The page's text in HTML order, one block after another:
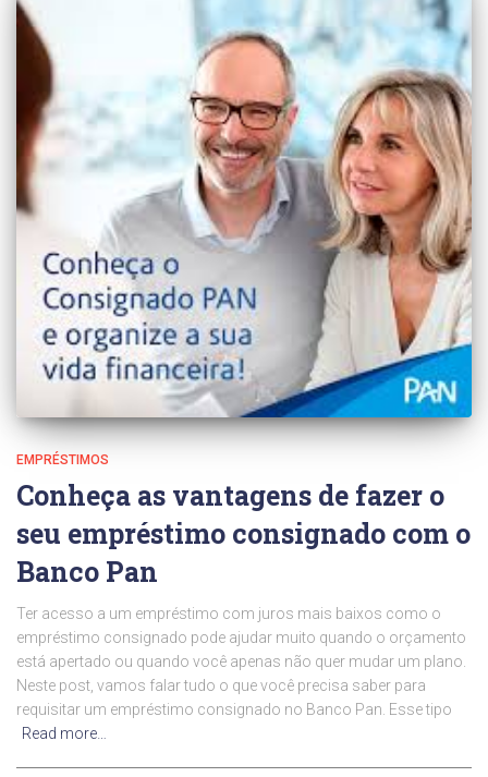
EMPRÉSTIMOS
Conheça as vantagens de fazer o
seu empréstimo consignado com o
Banco Pan
Ter acesso a um empréstimo com juros mais baixos como o
empréstimo consignado pode ajudar muito quando o orçamento
está apertado ou quando você apenas não quer mudar um plano.
Neste post, vamos falar tudo o que você precisa saber para
requisitar um empréstimo consignado no Banco Pan. Esse tipo
Read more…